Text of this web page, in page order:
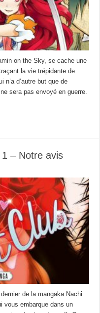
on the Sky, se cache une
la vie trépidante de
n’a d’autre but que de
sera pas envoyé en guerre.
– Notre avis
de la mangaka Nachi
vous embarque dans un